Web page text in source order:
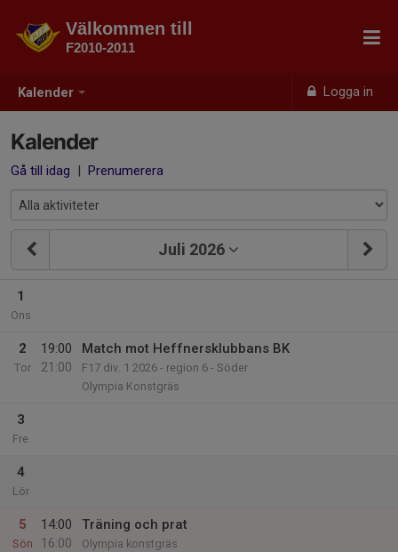
Kalender Logga in
Välkommen till
F2010-2011
Kalender
Gå till idag | Prenumerera
Juli 2026
1
Ons
2
Tor
19:00
21:00
Match mot Heffnersklubbans BK
F17 div. 1 2026 - region 6 - Söder
Olympia Konstgräs
3
Fre
4
Lör
5
Sön
14:00
16:00
Träning och prat
Olympia konstgräs